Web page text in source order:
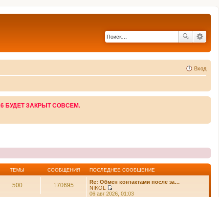
Вход
БУДЕТ ЗАКРЫТ СОВСЕМ.
ТЕМЫ СООБЩЕНИЯ ПОСЛЕДНЕЕ СООБЩЕНИЕ
500 170695
Re: Обмен контактами после за…
NIKOL
П
06 авг 2026, 01:03